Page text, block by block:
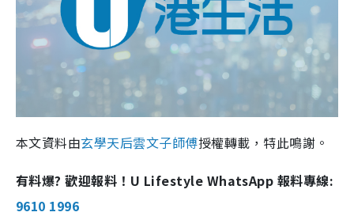
本文資料由玄學天后雲文子師傅授權轉載，特此鳴謝。
有料爆? 歡迎報料！U Lifestyle WhatsApp 報料專線:
9610 1996